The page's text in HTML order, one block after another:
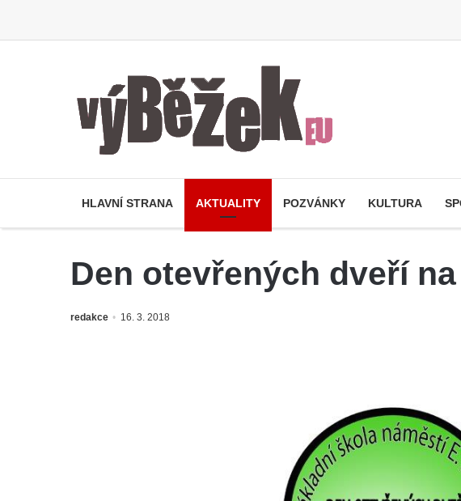
HLAVNÍ STRANA AKTUALITY POZVÁNKY KULTURA
Den otevřených dveří
redakce 16. 3. 2018